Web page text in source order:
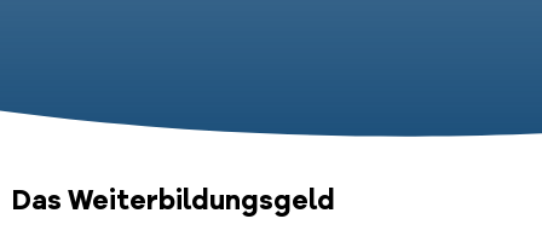
Das Weiterbildungsgeld